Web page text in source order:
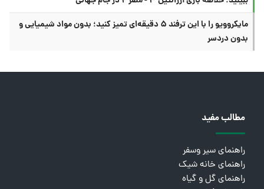
مایکروویو را با این ترفند ۵ دقیقه‌ای تمیز کنید؛ بدون مواد شیمیایی و
بدون دردسر
مطالب مفید
راهنمای سیر وسفر
راهنمای خانه شیک
راهنمای گل و گیاه